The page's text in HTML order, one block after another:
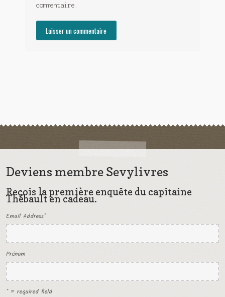
commentaire.
Deviens membre Sevylivres
Reçois la première enquête du capitaine
Thébault en cadeau.
Email Address*
Prénom
* = required field